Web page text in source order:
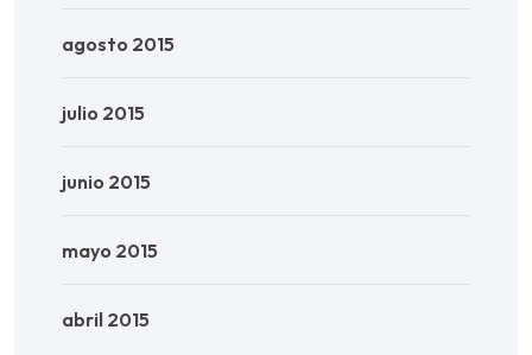
agosto 2015
julio 2015
junio 2015
mayo 2015
abril 2015